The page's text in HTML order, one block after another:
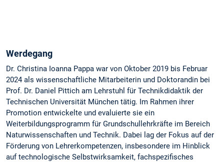
Werdegang
Dr. Christina Ioanna Pappa war von Oktober 2019 bis Februar
2024 als wissenschaftliche Mitarbeiterin und Doktorandin bei
Prof. Dr. Daniel Pittich am Lehrstuhl für Technikdidaktik der
Technischen Universität München tätig. Im Rahmen ihrer
Promotion entwickelte und evaluierte sie ein
Weiterbildungsprogramm für Grundschullehrkräfte im Bereich
Naturwissenschaften und Technik. Dabei lag der Fokus auf der
Förderung von Lehrerkompetenzen, insbesondere im Hinblick
auf technologische Selbstwirksamkeit, fachspezifisches